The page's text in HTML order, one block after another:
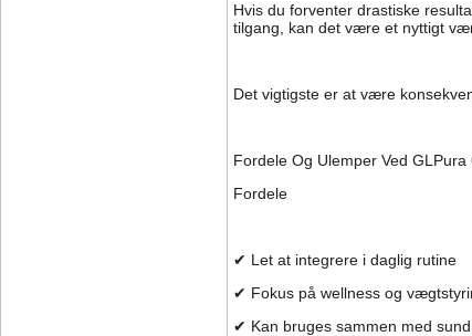
Hvis du forventer drastiske
tilgang, kan det være et nyttigt
Det vigtigste er at være
Fordele Og Ulemper Ved GLPura
Fordele
✔ Let at integrere i daglig rutine
✔ Fokus på wellness og
✔ Kan bruges sammen med